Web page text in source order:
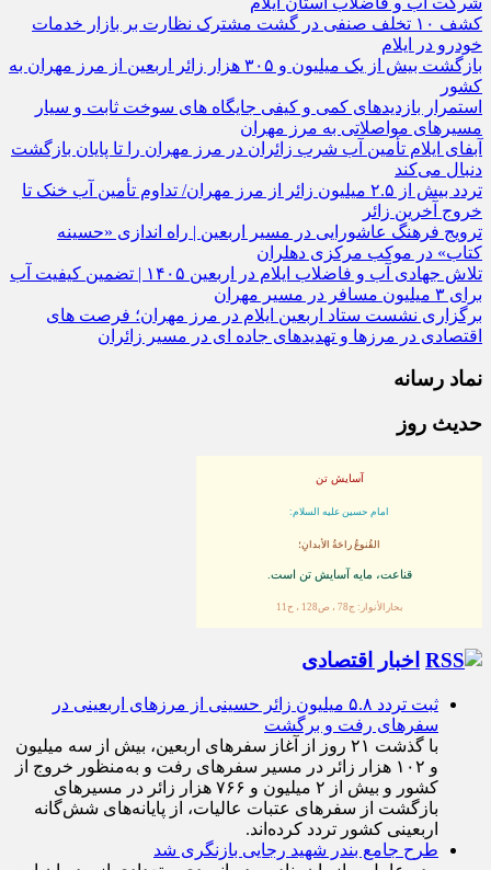
کشف ۱۰ تخلف صنفی در گشت مشترک نظارت بر بازار خدمات
خودرو در ایلام
بازگشت بیش از یک میلیون و ۳۰۵ هزار زائر اربعین از مرز مهران به
کشور
استمرار بازدیدهای کمی و کیفی جایگاه‌ های سوخت ثابت و سیار
مسیرهای مواصلاتی به مرز مهران
آبفای ایلام تأمین آب شرب زائران در مرز مهران را تا پایان بازگشت
دنبال می‌کند
تردد بیش از ۲.۵ میلیون زائر از مرز مهران/ تداوم تأمین آب خنک تا
خروج آخرین زائر
ترویج فرهنگ عاشورایی در مسیر اربعین | راه‌ اندازی «حسینه
کتاب» در موکب مرکزی دهلران
تلاش جهادی آب و فاضلاب ایلام در اربعین ۱۴۰۵ | تضمین کیفیت آب
برای ۳ میلیون مسافر در مسیر مهران
برگزاری نشست ستاد اربعین ایلام در مرز مهران؛ فرصت‌ های
اقتصادی در مرزها و تهدیدهای جاده‌ ای در مسیر زائران
نماد رسانه
حدیث روز
آسایش تن
امام حسین علیه السلام:
القُنوعُ راحَةُ الأبدانِ؛
قناعت، مايه آسايش تن است.
بحارالأنوار: ج78 ، ص128 ، ح11
اخبار اقتصادی
ثبت تردد ۵.۸ میلیون زائر حسینی از مرزهای اربعینی در
سفرهای رفت و برگشت
با گذشت ۲۱ روز از آغاز سفرهای اربعین، بیش از سه میلیون
و ۱۰۲ هزار زائر در مسیر سفرهای رفت و به‌منظور خروج از
کشور و بیش از ۲ میلیون و ۷۶۶ هزار زائر در مسیرهای
بازگشت از سفرهای عتبات عالیات، از پایانه‌های شش‌گانه
اربعینی کشور تردد کرده‌اند.
طرح جامع بندر شهید رجایی بازنگری شد